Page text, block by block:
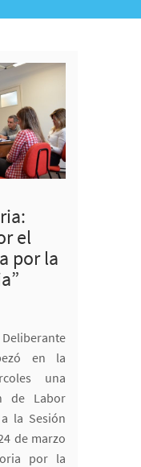
el
por la
en la
una
de Labor
la Sesión
de marzo
por la